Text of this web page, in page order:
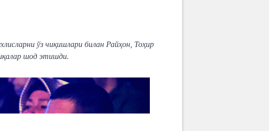
ўз чиқишлари билан Райҳон, Тоҳир
шод этишди.